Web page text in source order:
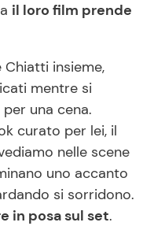
Facili e Veloci
Feste
per Bambini
il loro film prende
insieme,
mentre si
una cena.
curato per lei, il
nelle scene
uno accanto
si sorridono.
in posa sul set.